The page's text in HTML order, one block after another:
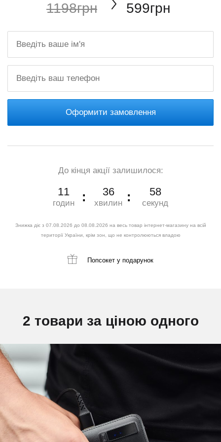
1198грн 599грн
Оформити замовлення
До кінця акції залишилося:
11
годин
36
хвилин
57
секунд
Знижка діє з 07.08.2026 до 08.08.2026 на весь товар інтернет-магазину на всій
території України, крім зон, що не контролюються владою
Попсокет у подарунок
2 товари за ціною одного